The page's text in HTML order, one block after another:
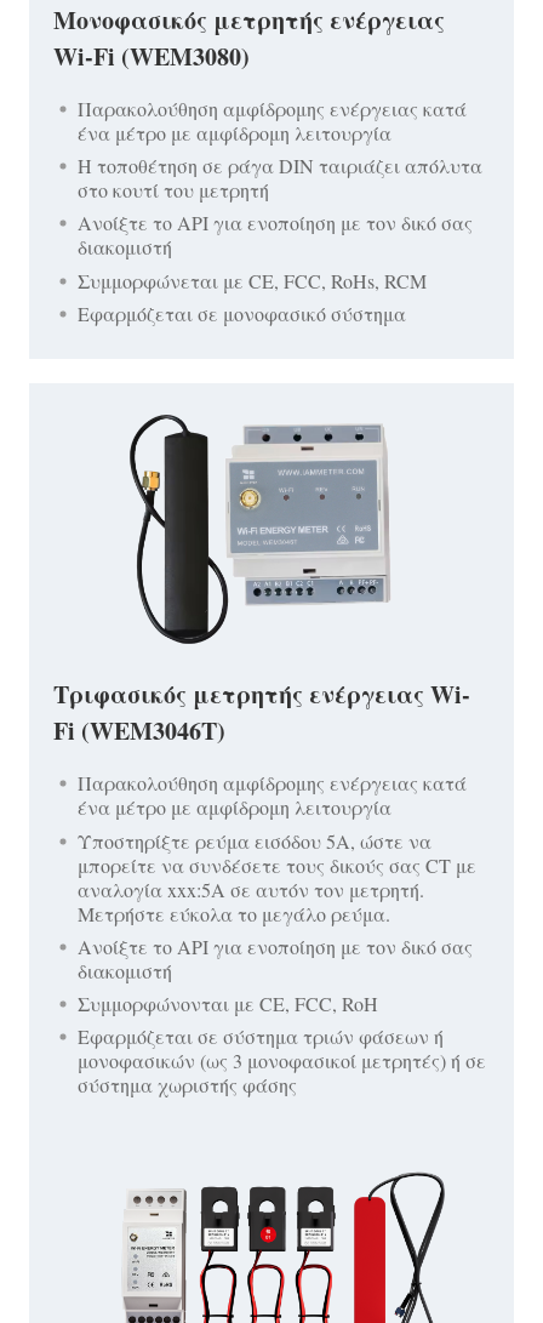
Μονοφασικός μετρητής ενέργειας
Wi-Fi (WEM3080)
Παρακολούθηση αμφίδρομης ενέργειας κατά
ένα μέτρο με αμφίδρομη λειτουργία
Η τοποθέτηση σε ράγα DIN ταιριάζει απόλυτα
στο κουτί του μετρητή
Ανοίξτε το API για ενοποίηση με τον δικό σας
διακομιστή
Συμμορφώνεται με CE, FCC, RoHs, RCM
Εφαρμόζεται σε μονοφασικό σύστημα
Τριφασικός μετρητής ενέργειας Wi-
Fi (WEM3046T)
Παρακολούθηση αμφίδρομης ενέργειας κατά
ένα μέτρο με αμφίδρομη λειτουργία
Υποστηρίξτε ρεύμα εισόδου 5A, ώστε να
μπορείτε να συνδέσετε τους δικούς σας CT με
αναλογία xxx:5A σε αυτόν τον μετρητή.
Μετρήστε εύκολα το μεγάλο ρεύμα.
Ανοίξτε το API για ενοποίηση με τον δικό σας
διακομιστή
Συμμορφώνονται με CE, FCC, RoH
Εφαρμόζεται σε σύστημα τριών φάσεων ή
μονοφασικών (ως 3 μονοφασικοί μετρητές) ή σε
σύστημα χωριστής φάσης